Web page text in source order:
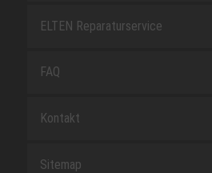
ELTEN Reparaturservice
FAQ
Kontakt
Sitemap